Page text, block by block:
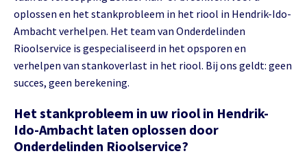
oplossen en het stankprobleem in het riool in Hendrik-Ido-
Ambacht verhelpen. Het team van Onderdelinden
Rioolservice is gespecialiseerd in het opsporen en
verhelpen van stankoverlast in het riool. Bij ons geldt: geen
succes, geen berekening.
Het stankprobleem in uw riool in Hendrik-
Ido-Ambacht laten oplossen door
Onderdelinden Rioolservice?